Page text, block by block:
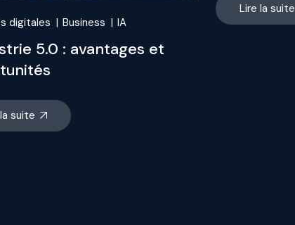
digitales Business IA
5.0 : avantages et
suite
Lire la suite